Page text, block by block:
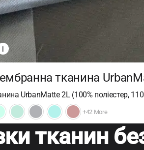
i
тканина
UrbanMatte 2L (100% поліестер,
+42 More
тканин